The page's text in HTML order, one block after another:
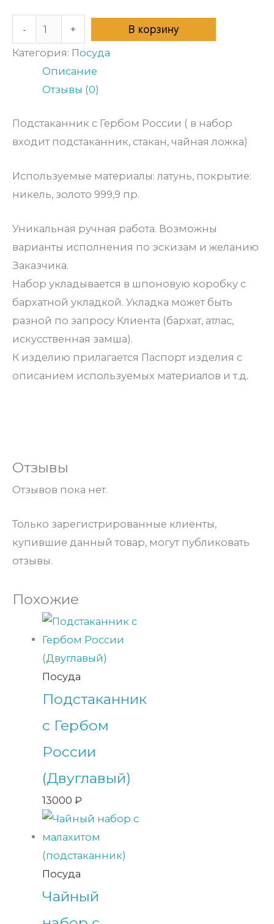
- + В корзину
Категория: Посуда
Описание
Отзывы (0)
Подстаканник с Гербом России ( в набор
входит подстаканник, стакан, чайная ложка)
Используемые материалы: латунь, покрытие:
никель, золото 999,9 пр.
Уникальная ручная работа. Возможны
варианты исполнения по эскизам и желанию
Заказчика.
Набор укладывается в шпоновую коробку с
бархатной укладкой. Укладка может быть
разной по запросу Клиента (бархат, атлас,
искусственная замша).
К изделию прилагается Паспорт изделия с
описанием используемых материалов и т.д.
Отзывы
Отзывов пока нет.
Только зарегистрированные клиенты,
купившие данный товар, могут публиковать
отзывы.
Похожие
Посуда
Подстаканник
с Гербом
России
(Двуглавый)
13000₽
Посуда
Чайный